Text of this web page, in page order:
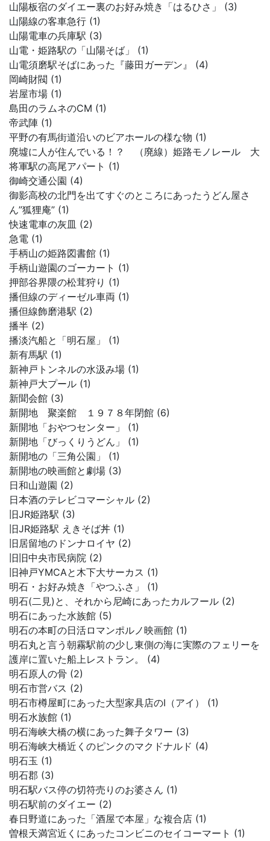
山陽板宿のダイエー裏のお好み焼き「はるひさ」 (3)
山陽線の客車急行 (1)
山陽電車の兵庫駅 (3)
山電・姫路駅の「山陽そば」 (1)
山電須磨駅そばにあった『藤田ガーデン』 (4)
岡崎財閥 (1)
岩屋市場 (1)
島田のラムネのCM (1)
帝武陣 (1)
平野の有馬街道沿いのビアホールの様な物 (1)
廃墟に人が住んでいる！？ （廃線）姫路モノレール 大
将軍駅の高尾アパート (1)
御崎交通公園 (4)
御影高校の北門を出てすぐのところにあったうどん屋さ
ん”狐狸庵” (1)
快速電車の灰皿 (2)
急電 (1)
手柄山の姫路図書館 (1)
手柄山遊園のゴーカート (1)
押部谷界隈の松茸狩り (1)
播但線のディーゼル車両 (1)
播但線飾磨港駅 (2)
播半 (2)
播淡汽船と「明石屋」 (1)
新有馬駅 (1)
新神戸トンネルの水汲み場 (1)
新神戸大プール (1)
新聞会館 (3)
新開地 聚楽館 １９７８年閉館 (6)
新開地「おやつセンター」 (1)
新開地「びっくりうどん」 (1)
新開地の「三角公園」 (1)
新開地の映画館と劇場 (3)
日和山遊園 (2)
日本酒のテレビコマーシャル (2)
旧JR姫路駅 (3)
旧JR姫路駅 えきそば丼 (1)
旧居留地のドンナロイヤ (2)
旧旧中央市民病院 (2)
旧神戸YMCAと木下大サーカス (1)
明石・お好み焼き「やつふさ」 (1)
明石(二見)と、それから尼崎にあったカルフール (2)
明石にあった水族館 (5)
明石の本町の日活ロマンポルノ映画館 (1)
明石丸と言う朝霧駅前の少し東側の海に実際のフェリーを
護岸に置いた船上レストラン。 (4)
明石原人の骨 (2)
明石市営バス (2)
明石市樽屋町にあった大型家具店のI（アイ） (1)
明石水族館 (1)
明石海峡大橋の横にあった舞子タワー (3)
明石海峡大橋近くのピンクのマクドナルド (4)
明石玉 (1)
明石郡 (3)
明石駅バス停の切符売りのお婆さん (1)
明石駅前のダイエー (2)
春日野道にあった「酒屋で本屋」な複合店 (1)
曽根天満宮近くにあったコンビニのセイコーマート (1)